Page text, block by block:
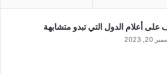
على أعلام الدول التي تبدو متشابهة
2023